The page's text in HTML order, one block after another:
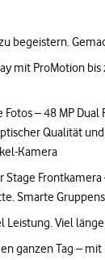
begeistern.
mit ProMotion
– 48 MP Dual
Qualität
Kamera
Stage
Smarte
Leistung. Viel
ganzen Tag –